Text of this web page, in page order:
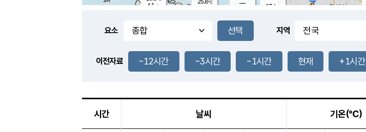
풍도
2.1m/s
25.8℃
24.4
℃
23.6
-
-mm
6.1 m/s
요소 지역
이전자료 -12시간 -3시간 -1시간 현재 +1시간
시간 날씨 기온(℃)